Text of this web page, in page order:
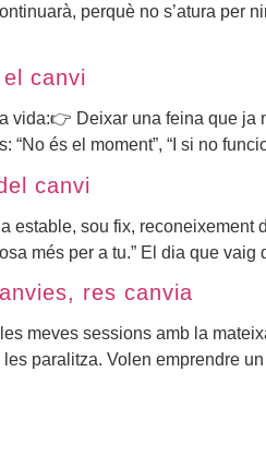
perquè no s’atura per
canvi
vida:👉 Deixar una feina que ja
és el moment”, “I si no
canvi
sou fix, reconeixement
més per a tu.” El dia que vaig
res canvia
meves sessions amb la
paralitza. Volen emprendre